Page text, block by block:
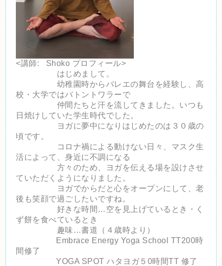
<講師: Shoko プロフィール>
はじめまして。
幼稚園時からバレエの舞台を経験し、高
校・ 大学ではバトントワラーで
仲間たちと汗を流してきました。 いつも
日焼けしていた学生時代でした。
ヨガに夢中になりはじめたのは３０歳の
頃です。
コロナ禍による動けない日々、マスク生
活によって、身近に不調になる
方々のため、ヨガを伝える場を設けさせ
ていただくようになりました。
ヨガでからだと心をオープンにして、老
後も笑顔で過ごしたいですね。
好きな時間…空を見上げているとき・く
ず餅を食べているとき
趣味…書道（４歳時より）
Embrace Energy Yoga School TT200時
間修了
YOGA SPOT ハタヨガ５0時間TT 修了